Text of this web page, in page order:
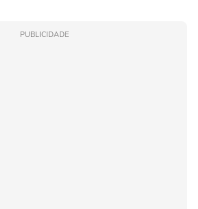
PUBLICIDADE